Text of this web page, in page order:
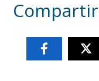
Compartir